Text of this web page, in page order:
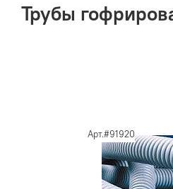
Трубы
Арт.#91920